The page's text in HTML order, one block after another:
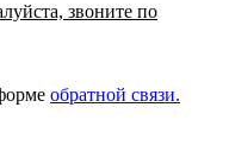
звоните по
обратной связи.